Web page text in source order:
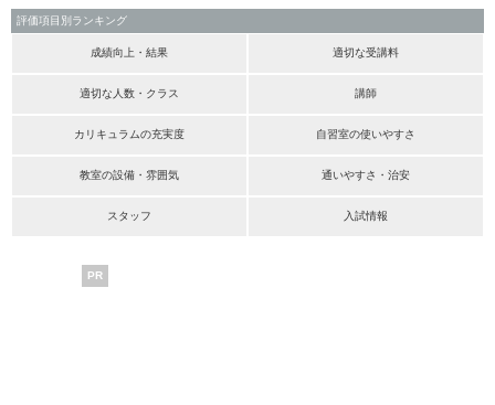
評価項目別ランキング
成績向上・結果 適切な受講料
適切な人数・クラス 講師
カリキュラムの充実度 自習室の使いやすさ
教室の設備・雰囲気 通いやすさ・治安
スタッフ 入試情報
PR